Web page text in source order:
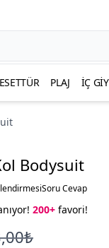
PLAJ İÇ
Bodysuit
Soru Cevap
200+ favori!